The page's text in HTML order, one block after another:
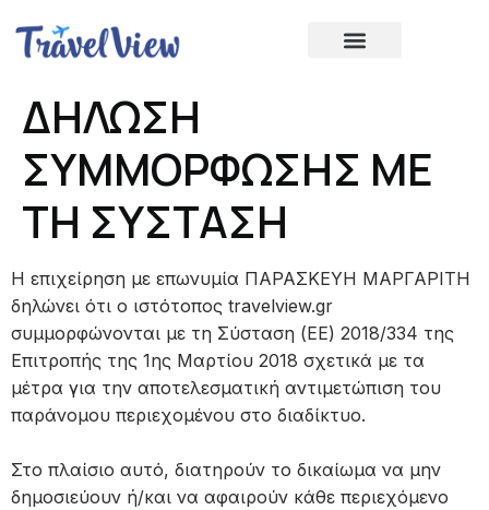
ΔΗΛΩΣΗ
ΣΥΜΜΟΡΦΩΣΗΣ ΜΕ
ΤΗ ΣΥΣΤΑΣΗ
Η επιχείρηση με επωνυμία ΠΑΡΑΣΚΕΥΗ ΜΑΡΓΑΡΙΤΗ
δηλώνει ότι ο ιστότοπος travelview.gr
συμμορφώνονται με τη Σύσταση (ΕΕ) 2018/334 της
Επιτροπής της 1ης Μαρτίου 2018 σχετικά με τα
μέτρα για την αποτελεσματική αντιμετώπιση του
παράνομου περιεχομένου στο διαδίκτυο.
Στο πλαίσιο αυτό, διατηρούν το δικαίωμα να μην
δημοσιεύουν ή/και να αφαιρούν κάθε περιεχόμενο